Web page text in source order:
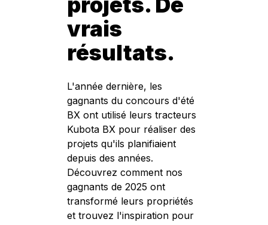
vrais
résultats.
L'année dernière, les
gagnants du concours d'été
BX ont utilisé leurs tracteurs
Kubota BX pour réaliser des
projets qu'ils planifiaient
depuis des années.
Découvrez comment nos
gagnants de 2025 ont
transformé leurs propriétés
et trouvez l'inspiration pour